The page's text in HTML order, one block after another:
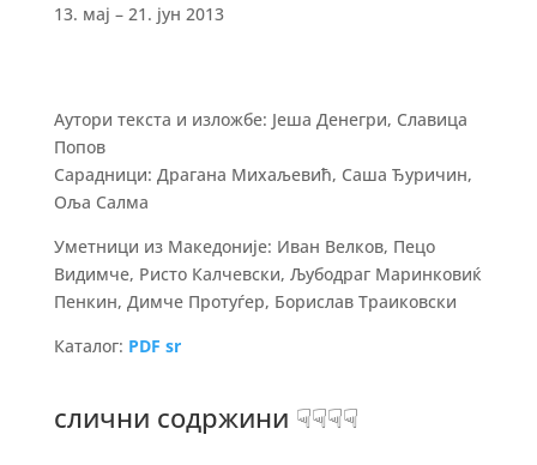
13. мај – 21. јун 2013
Аутори текста и изложбе: Јеша Денегри, Славица
Попов
Сарадници: Драгана Михаљевић, Саша Ђуричин,
Оља Салма
Уметници из Македоније: Иван Велков, Пецо
Видимче, Ристо Калчевски, Љубодраг Маринковиќ
Пенкин, Димче Протуѓер, Борислав Траиковски
Каталог: PDF sr
слични содржини ☟☟☟☟